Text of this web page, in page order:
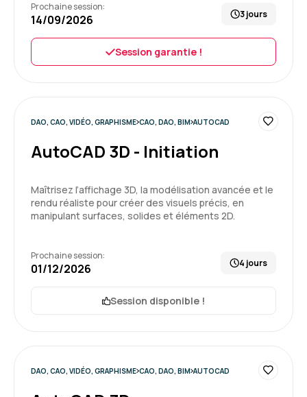
Prochaine session:
14/09/2026 3 jours
Session garantie !
DAO, CAO, VIDÉO, GRAPHISME CAO, DAO, BIM AUTOCAD
AutoCAD 3D - Initiation
Maîtrisez l’affichage 3D, la modélisation avancée et le
rendu réaliste pour créer des visuels précis, en
manipulant surfaces, solides et éléments 2D.
Prochaine session:
01/12/2026 4 jours
Session disponible !
DAO, CAO, VIDÉO, GRAPHISME CAO, DAO, BIM AUTOCAD